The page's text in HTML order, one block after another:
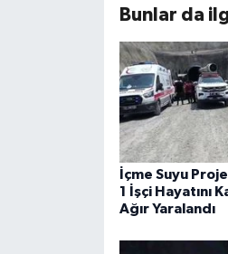
Bunlar da
İçme Suyu
1 İşçi Hayatını
Ağır Yaralandı